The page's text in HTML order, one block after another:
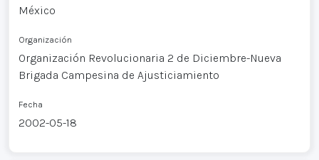
México
Organización
Organización Revolucionaria 2 de Diciembre-Nueva
Brigada Campesina de Ajusticiamiento
Fecha
2002-05-18